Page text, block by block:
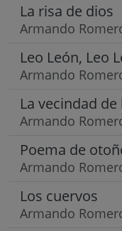
La risa de dios
Armando
Leo León, Leo
Armando
La vecindad de
Armando
Poema de
Armando
Los cuervos
Armando